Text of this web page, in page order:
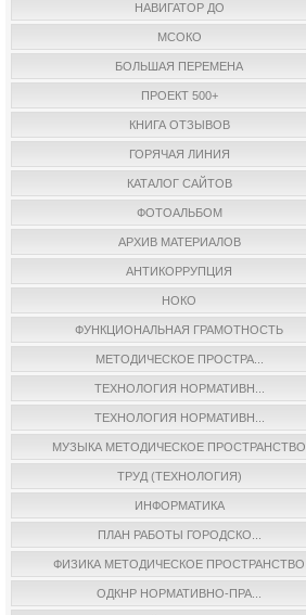
НАВИГАТОР ДО
МСОКО
БОЛЬШАЯ ПЕРЕМЕНА
ПРОЕКТ 500+
КНИГА ОТЗЫВОВ
ГОРЯЧАЯ ЛИНИЯ
КАТАЛОГ САЙТОВ
ФОТОАЛЬБОМ
АРХИВ МАТЕРИАЛОВ
АНТИКОРРУПЦИЯ
НОКО
ФУНКЦИОНАЛЬНАЯ ГРАМОТНОСТЬ
МЕТОДИЧЕСКОЕ ПРОСТРА...
ТЕХНОЛОГИЯ НОРМАТИВН...
ТЕХНОЛОГИЯ НОРМАТИВН...
МУЗЫКА МЕТОДИЧЕСКОЕ ПРОСТРАНСТВО
ТРУД (ТЕХНОЛОГИЯ)
ИНФОРМАТИКА
ПЛАН РАБОТЫ ГОРОДСКО...
ФИЗИКА МЕТОДИЧЕСКОЕ ПРОСТРАНСТВО
ОДКНР НОРМАТИВНО-ПРА...